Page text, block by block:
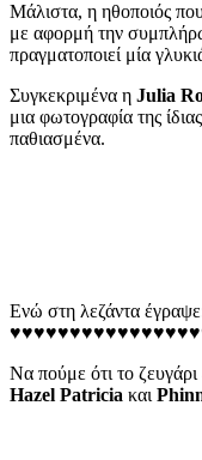
Μάλιστα, η ηθοποιός που
με αφορμή την
πραγματοποιεί μία
Συγκεκριμένα η Julia
μια φωτογραφία της
παθιασμένα.
Ενώ στη λεζάντα
Να πούμε ότι το ζευγάρι
Hazel Patricia και